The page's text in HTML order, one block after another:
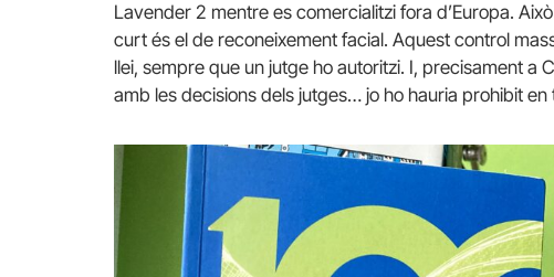
Lavender 2 mentre es comercialitzi fora d’Europa.
curt és el de reconeixement facial. Aquest control
llei, sempre que un jutge ho autoritzi. I, precisament a
amb les decisions dels jutges… jo ho hauria prohibit